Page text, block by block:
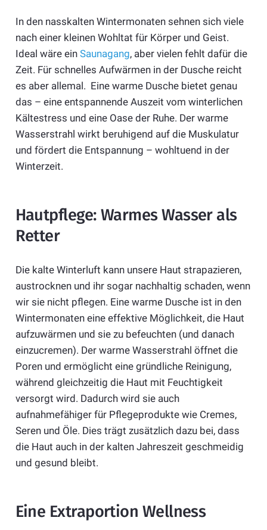
In den nasskalten Wintermonaten sehnen sich viele
nach einer kleinen Wohltat für Körper und Geist.
Ideal wäre ein Saunagang, aber vielen fehlt dafür die
Zeit. Für schnelles Aufwärmen in der Dusche reicht
es aber allemal. Eine warme Dusche bietet genau
das – eine entspannende Auszeit vom winterlichen
Kältestress und eine Oase der Ruhe. Der warme
Wasserstrahl wirkt beruhigend auf die Muskulatur
und fördert die Entspannung – wohltuend in der
Winterzeit.
Hautpflege: Warmes Wasser als
Retter
Die kalte Winterluft kann unsere Haut strapazieren,
austrocknen und ihr sogar nachhaltig schaden, wenn
wir sie nicht pflegen. Eine warme Dusche ist in den
Wintermonaten eine effektive Möglichkeit, die Haut
aufzuwärmen und sie zu befeuchten (und danach
einzucremen). Der warme Wasserstrahl öffnet die
Poren und ermöglicht eine gründliche Reinigung,
während gleichzeitig die Haut mit Feuchtigkeit
versorgt wird. Dadurch wird sie auch
aufnahmefähiger für Pflegeprodukte wie Cremes,
Seren und Öle. Dies trägt zusätzlich dazu bei, dass
die Haut auch in der kalten Jahreszeit geschmeidig
und gesund bleibt.
Eine Extraportion Wellness